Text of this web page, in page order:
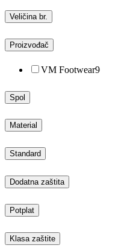
Veličina br.
Proizvođač
VM Footwear9
Spol
Material
Standard
Dodatna zaštita
Potplat
Klasa zaštite